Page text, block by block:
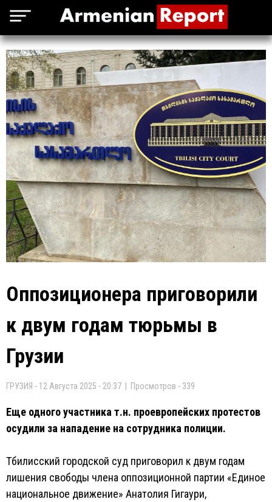
Оппозиционера приговорили
к двум годам тюрьмы в
Грузии
ГРУЗИЯ - 12 Августа 2025 - 20:37 | Просмотров - 339
Еще одного участника т.н. проевропейских протестов
осудили за нападение на сотрудника полиции.
Тбилисский городской суд приговорил к двум годам
лишения свободы члена оппозиционной партии «Единое
национальное движение» Анатолия Гигаури,